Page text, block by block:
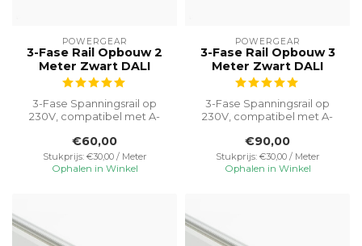
POWERGEAR
3-Fase Rail Opbouw 2
Meter Zwart DALI
3-Fase Spanningsrail op
230V, compatibel met A-
Vereenvoudigt ins...
€60,00
Stukprijs: €30,00 / Meter
Ophalen in Winkel
POWERGEAR
3-Fase Rail Opbouw 3
Meter Zwart DALI
3-Fase Spanningsrail op
230V, compatibel met A-
Vereenvoudigt ins...
€90,00
Stukprijs: €30,00 / Meter
Ophalen in Winkel